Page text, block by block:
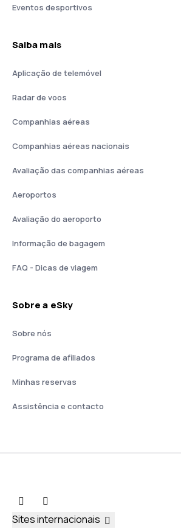
Eventos desportivos
Saiba mais
Aplicação de telemóvel
Radar de voos
Companhias aéreas
Companhias aéreas nacionais
Avaliação das companhias aéreas
Aeroportos
Avaliação do aeroporto
Informação de bagagem
FAQ - Dicas de viagem
Sobre a eSky
Sobre nós
Programa de afiliados
Minhas reservas
Assistência e contacto
Sites internacionais